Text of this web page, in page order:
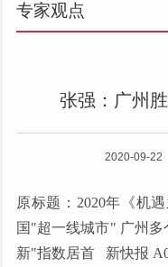
专家观点
张强：广州
2020-09-
原标题：2020年《机
国"超一线城市" 广州多
新"指数居首 新快报